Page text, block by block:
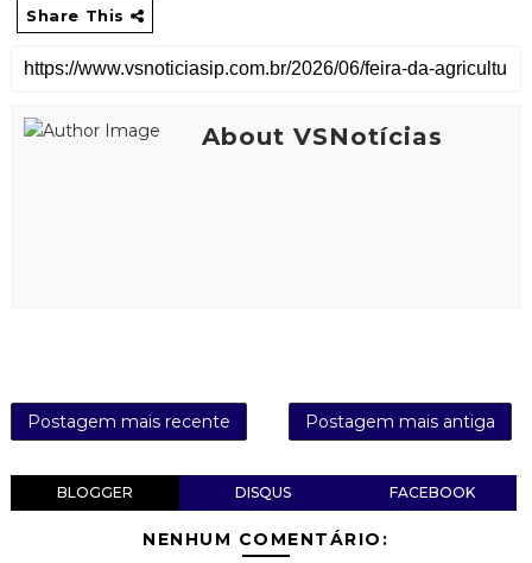
Share This
About VSNotícias
Postagem mais recente Postagem mais antiga
BLOGGER DISQUS FACEBOOK
NENHUM COMENTÁRIO: